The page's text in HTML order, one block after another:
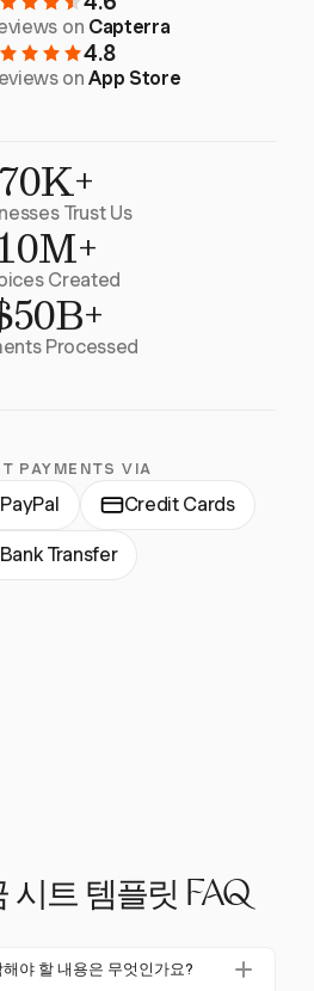
on Capterra
4.8
onApp Store
70K+
Trust Us
Created
Processed
PAYMENTS VIA
PayPal Credit Cards
Bank Transfer
시트 템플릿 FAQ
야 할 내용은 무엇인가요?